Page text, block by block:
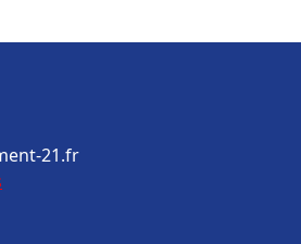
21.fr